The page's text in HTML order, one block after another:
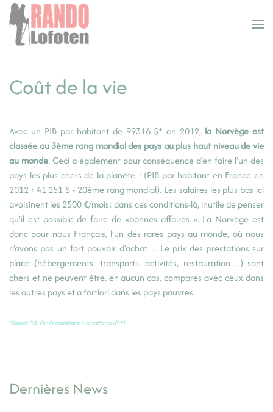
Accéder au contenu principal
Coût de la vie
Avec un PIB par habitant de 99316 $* en 2012, la Norvège est
classée au 3ème rang mondial des pays au plus haut niveau de vie
au monde. Ceci a également pour conséquence d’en faire l’un des
pays les plus chers de la planète ! (PIB par habitant en France en
2012 : 41 151 $ - 20ème rang mondial). Les salaires les plus bas ici
avoisinent les 2500 €/mois; dans ces conditions-là, inutile de penser
qu’il est possible de faire de «bonnes affaires ». La Norvège est
donc pour nous Français, l’un des rares pays au monde, où nous
n’avons pas un fort pouvoir d’achat… Le prix des prestations sur
place (hébergements, transports, activités, restauration…) sont
chers et ne peuvent être, en aucun cas, comparés avec ceux dans
les autres pays et a fortiori dans les pays pauvres.
*Source PIB, Fonds monétaire international (FMI)
Dernières News
Panneau de gestion des cookies